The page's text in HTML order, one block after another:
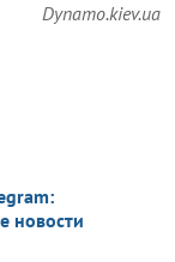
Dynamo.kiev.ua
новости